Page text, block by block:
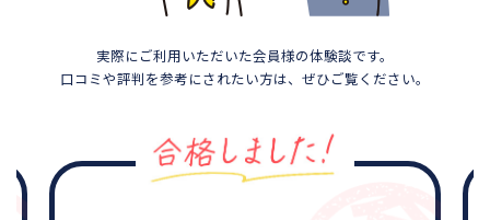
実際にご利用いただいた会員様の体験談です。
口コミや評判を参考にされたい方は、ぜひご覧ください。